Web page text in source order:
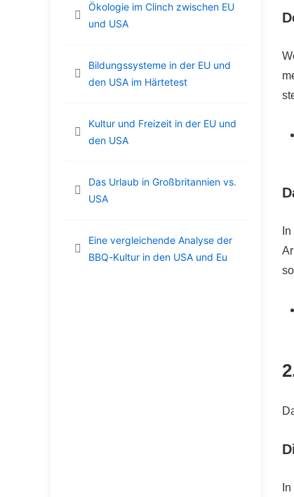
Ökologie im Clinch zwischen EU
und USA
Bildungssysteme in der EU und
den USA im Härtetest
Kultur und Freizeit in der EU und
den USA
Das Urlaub in Großbritannien vs.
USA
Eine vergleichende Analyse der
BBQ-Kultur in den USA und Eu